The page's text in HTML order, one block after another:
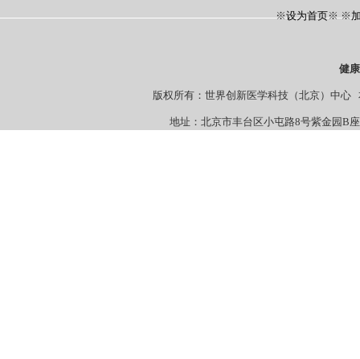
※设为首页※ ※
健
版权所有：世界创新医学科技（北京）中
地址：北京市丰台区小屯路8号紫金园